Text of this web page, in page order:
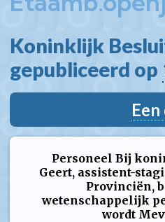
Koninklijk
gepubliceerd op
Personeel Bij
Geert, assistent-
Provinciën,
wetenschappelijk
wordt